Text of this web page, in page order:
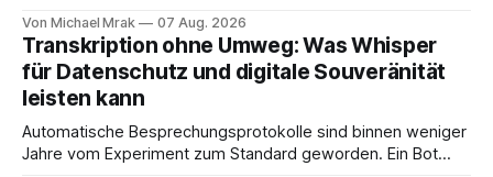
KI-Systeme Angriffe nicht nur unterstützen, sondern
durchführen können. Sie können. Es gibt inzwischen genug
dokumentierte Fälle, um über Belege statt
Von Michael Mrak 07 Aug. 2026
Transkription ohne Umweg: Was Whisper
für Datenschutz und digitale Souveränität
leisten kann
Automatische Besprechungsprotokolle sind binnen weniger
Jahre vom Experiment zum Standard geworden. Ein Bot